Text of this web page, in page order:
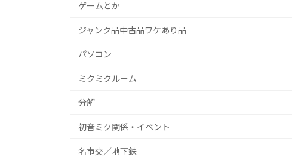
ゲームとか
ジャンク品中古品ワケあり品
パソコン
ミクミクルーム
分解
初音ミク関係・イベント
名市交／地下鉄